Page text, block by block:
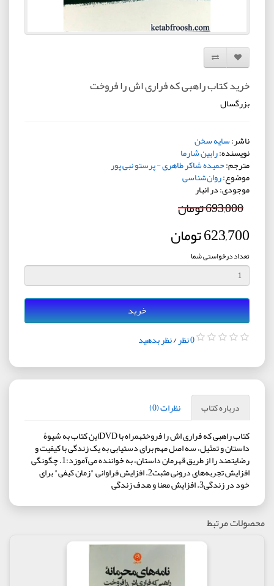
افزودن به لیست دلخواه
مقایسه این محصول
خرید کتاب راهبی که فراری اش را فروخت
بزرگسال
ناشر:سایه سخن
نویسنده:رابین شارما
مترجم:حمیده شاکر طاهری - پرستو نبی پور
موضوع:روان‌شناسی
موجودی: در انبار
693,000 تومان
623,700 تومان
تعداد درخواستی شما
خرید
0 نظر /نظر بدهید
درباره کتاب
نظرات (0)
کتاب راهبی که فراری اش را فروختهمراه با DVDاین کتاب به شیوۀ
داستان و تمثیل، سه اصل مهم برای دستیابی به یک زندگی با کیفیت و
رضایتمند را از طریق قهرمان داستان، به خواننده می‌آموزد:1. چگونگی
افزایش تجربه‌های درونی مثبت2. افزایش فراوانی "زمان کیفی" برای
خود در زندگی3. افزایش معنا و هدف زندگی
محصولات مرتبط